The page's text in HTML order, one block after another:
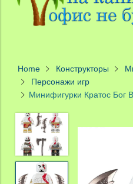
Home Конструкторы
Персонажи игр
Минифигурки Кратос Бог
24%